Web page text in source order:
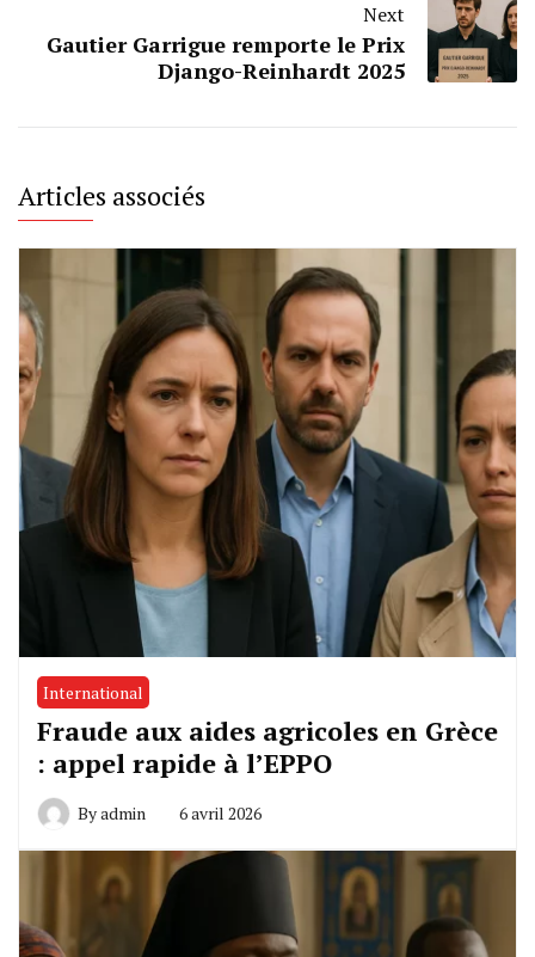
Next
Gautier Garrigue remporte le Prix
Django-Reinhardt 2025
Articles associés
International
Fraude aux aides agricoles en Grèce
: appel rapide à l’EPPO
Byadmin 6 avril 2026